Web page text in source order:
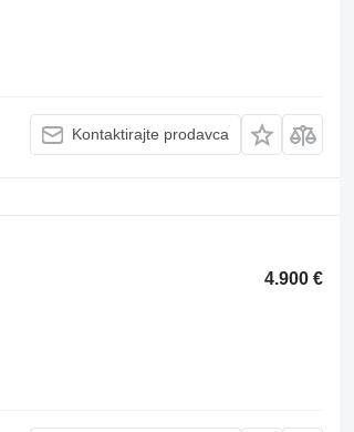
Kontaktirajte prodavca
4.900 €